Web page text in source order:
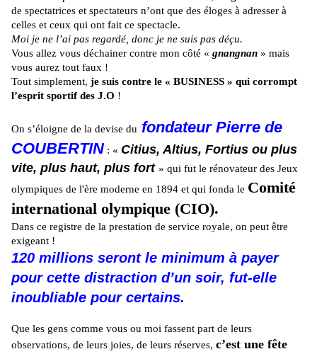
de spectatrices et spectateurs n’ont que des éloges à adresser à
celles et ceux qui ont fait ce spectacle.
Moi je ne l’ai pas regardé, donc je ne suis pas déçu.
Vous allez vous déchainer contre mon côté « gnangnan » mais
vous aurez tout faux !
Tout simplement, je suis contre le « BUSINESS » qui corrompt
l’esprit sportif des J.O !
On s’éloigne de la devise du fondateur Pierre de
COUBERTIN : « Citius, Altius, Fortius ou plus
vite, plus haut, plus fort » qui fut le rénovateur des Jeux
olympiques de l'ère moderne en 1894 et qui fonda le Comité
international olympique (CIO).
Dans ce registre de la prestation de service royale, on peut être
exigeant !
120 millions seront le minimum à payer
pour cette distraction d’un soir, fut-elle
inoubliable pour certains.
Que les gens comme vous ou moi fassent part de leurs
observations, de leurs joies, de leurs réserves, c’est une fête